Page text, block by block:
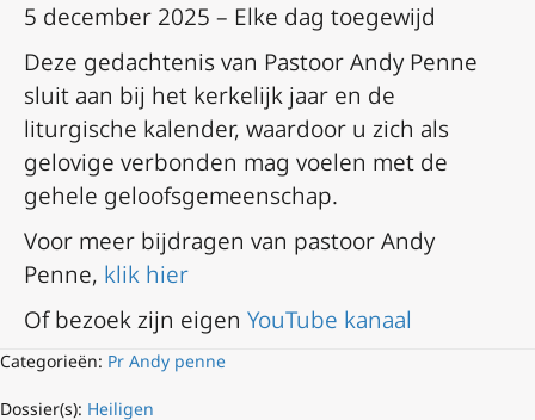
5 december 2025 – Elke dag toegewijd
Deze gedachtenis van Pastoor Andy Penne
sluit aan bij het kerkelijk jaar en de
liturgische kalender, waardoor u zich als
gelovige verbonden mag voelen met de
gehele geloofsgemeenschap.
Voor meer bijdragen van pastoor Andy
Penne, klik hier
Of bezoek zijn eigen YouTube kanaal
Categorieën: Pr Andy penne
Dossier(s): Heiligen